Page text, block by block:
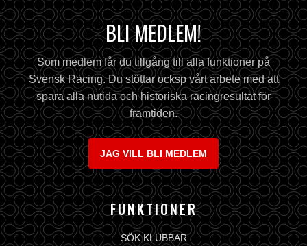
BLI MEDLEM!
Som medlem får du tillgång till alla funktioner på
Svensk Racing. Du stöttar ocksp vårt arbete med att
spara alla nutida och historiska racingresultat för
framtiden.
JAG VILL BLI MEDLEM
FUNKTIONER
SÖK KLUBBAR